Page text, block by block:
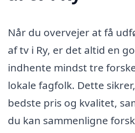
Når du overvejer at få
af tv i Ry, er det altid en
indhente mindst tre
lokale fagfolk. Dette
bedste pris og kvalitet,
du kan sammenligne